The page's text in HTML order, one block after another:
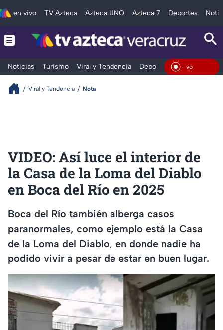
en vivo TV Azteca Azteca UNO Azteca 7 Deportes
Noticias Turismo Viral y Tendencia Deportes Espectáculos
En
Viral y Tendencia Nota
VIDEO: Así luce el interior de
la Casa de la Loma del Diablo
en Boca del Río en 2025
Boca del Río también alberga casos
paranormales, como ejemplo está la Casa
de la Loma del Diablo, en donde nadie ha
podido vivir a pesar de estar en buen lugar.